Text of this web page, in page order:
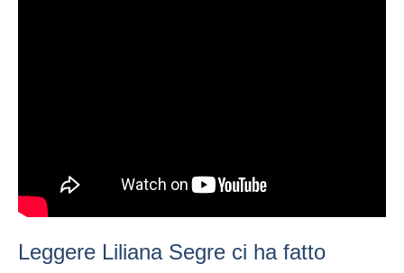
Leggere Liliana Segre ci ha fatto